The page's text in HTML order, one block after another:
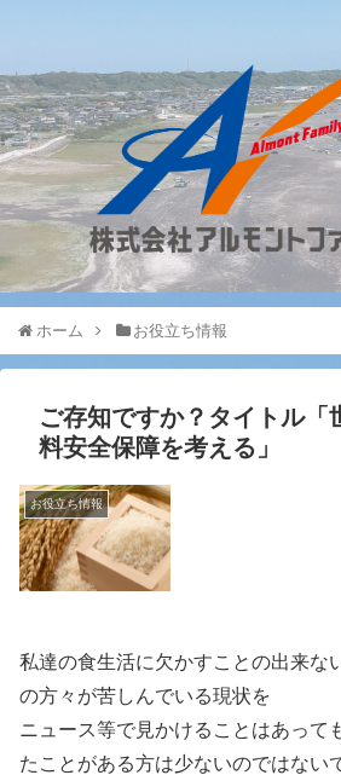
ホーム お役立ち情報
ご存知ですか？タイトル「
料安全保障を考える」
お役立ち情報
私達の食生活に欠かすことの出来な
の方々が苦しんでいる現状を
ニュース等で見かけることはあって
たことがある方は少ないのではない